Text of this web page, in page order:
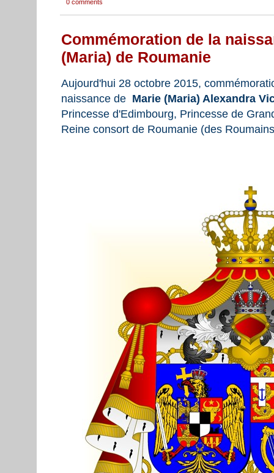
0 comments
Commémoration de la
(Maria) de Roumanie
Aujourd'hui 28 octobre 2015,
naissance de Marie (Maria) Alexandra
Princesse d'Edimbourg, Princesse de
Reine consort de Roumanie (des